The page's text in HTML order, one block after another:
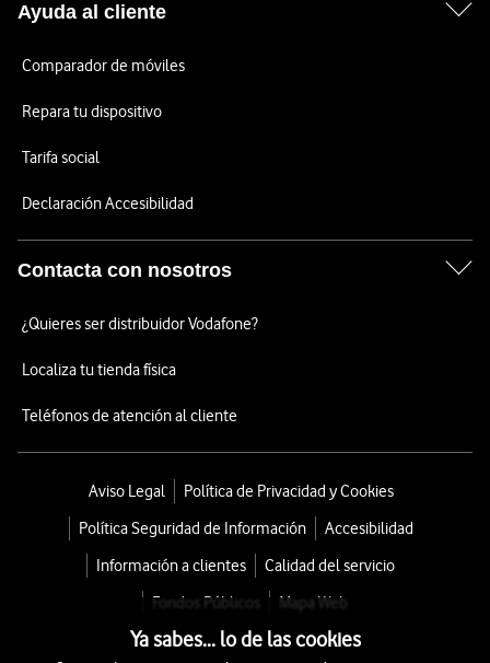
Ayuda al cliente
Comparador de móviles
Repara tu dispositivo
Tarifa social
Declaración Accesibilidad
Contacta con nosotros
¿Quieres ser distribuidor Vodafone?
Localiza tu tienda física
Teléfonos de atención al cliente
Aviso Legal
Política de Privacidad y Cookies
Política Seguridad de Información
Accesibilidad
Información a clientes
Calidad del servicio
Fondos Públicos
Mapa Web
Ya sabes... lo de las cookies